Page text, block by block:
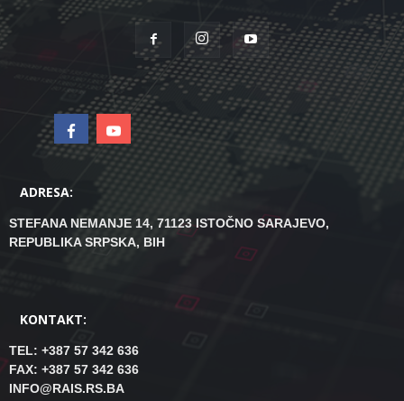
ADRESA:
STEFANA NEMANJE 14, 71123 ISTOČNO SARAJEVO,
REPUBLIKA SRPSKA, BIH
KONTAKT:
TEL: +387 57 342 636
FAX: +387 57 342 636
INFO@RAIS.RS.BA